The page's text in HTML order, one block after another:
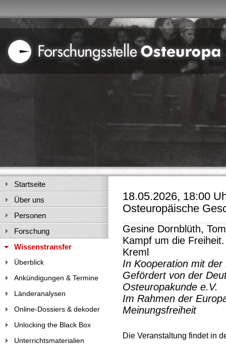
18.05.2026, 18:00
Osteuropäische
Gesine Dornblüth,
Kampf um die
Kreml
In Kooperation mit
Gefördert von der
Osteuropakunde e.V.
Im Rahmen der
Meinungsfreiheit
Die Veranstaltung findet in
Startseite
Über uns
Personen
Forschung
Wissenstransfer
Überblick
Ankündigungen & Termine
Länderanalysen
Online-Dossiers & dekoder
Unlocking the Black Box
Unterrichtsmaterialien